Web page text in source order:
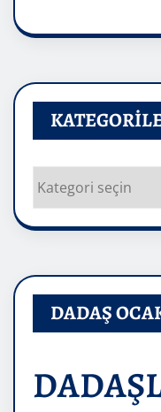
Kategoriler
DADAŞ